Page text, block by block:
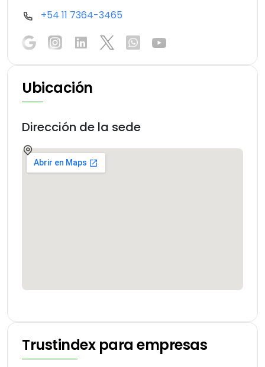
+54 11 7364-3465
Ubicación
Dirección de la sede
Trustindex para empresas